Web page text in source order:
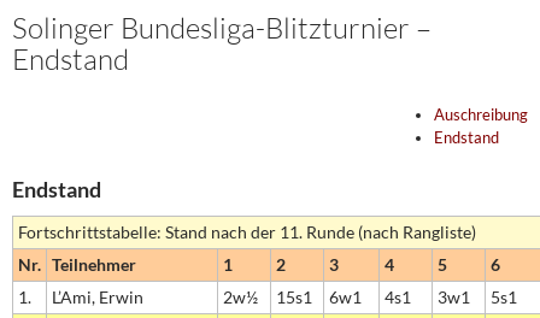
Solinger Bundesliga-Blitzturnier –
Endstand
Auschreibung
Endstand
Endstand
Fortschrittstabelle: Stand nach der 11. Runde (nach Rangliste)
Nr. Teilnehmer 1 2 3 4 5
6
1.
L’Ami, Erwin 2w½ 15s1 6w1 4s1 3w1
5s1